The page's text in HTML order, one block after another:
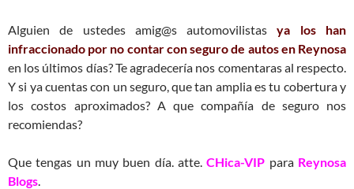
Alguien de ustedes amig@s automovilistasya los han
infraccionado por no contar con seguro de autos en Reynosa
en los últimos días? Te agradecería nos comentaras al respecto.
Y si ya cuentas con un seguro, que tan amplia es tu cobertura y
los costos aproximados? A que compañía de seguro nos
recomiendas?
Que tengas un muy buen día. atte.CHica-VIP para Reynosa
Blogs.